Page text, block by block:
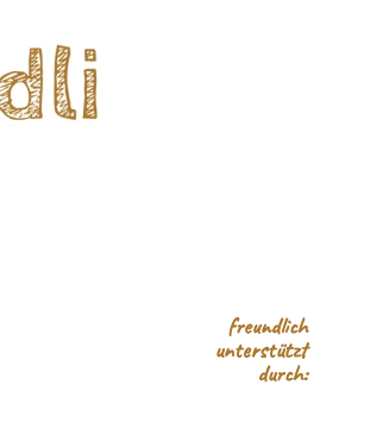
freundlich
unterstützt
durch: